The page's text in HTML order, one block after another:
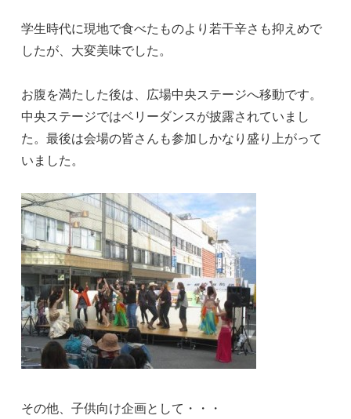
学生時代に現地で食べたものより若干辛さも抑えめで
したが、大変美味でした。
お腹を満たした後は、広場中央ステージへ移動です。
中央ステージではベリーダンスが披露されていまし
た。最後は会場の皆さんも参加しかなり盛り上がって
いました。
その他、子供向け企画として・・・